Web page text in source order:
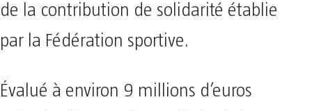
de la contribution de solidarité établie
par la Fédération sportive.
Évalué à environ 9 millions d’euros